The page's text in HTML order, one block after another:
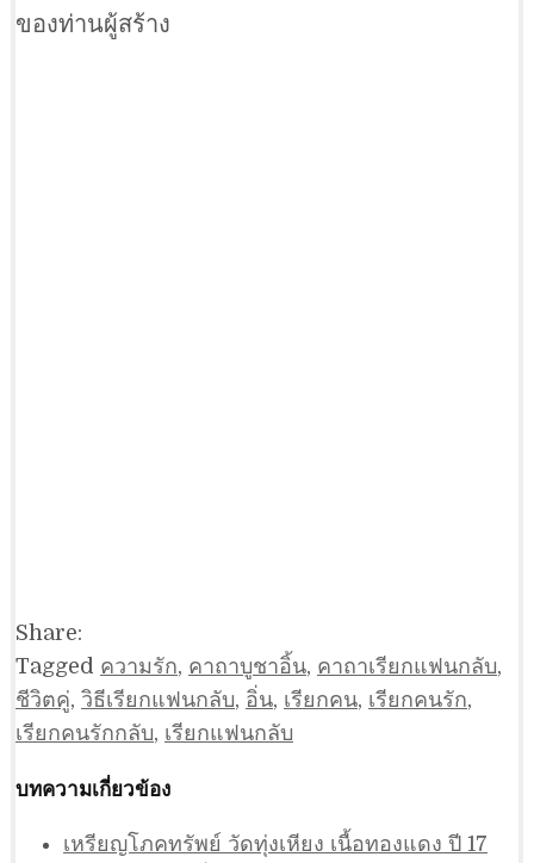
ของท่านผู้สร้าง
Share:
Tagged ความรัก, คาถาบูชาอิ้น, คาถาเรียกแฟนกลับ,
ชีวิตคู่, วิธีเรียกแฟนกลับ, อิ่น, เรียกคน, เรียกคนรัก,
เรียกคนรักกลับ, เรียกแฟนกลับ
บทความเกี่ยวข้อง
เหรียญโภคทรัพย์ วัดทุ่งเหียง เนื้อทองแดง ปี 17